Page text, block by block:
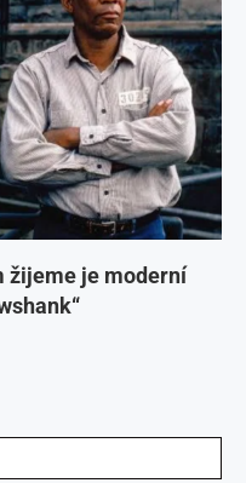
žijeme je moderní